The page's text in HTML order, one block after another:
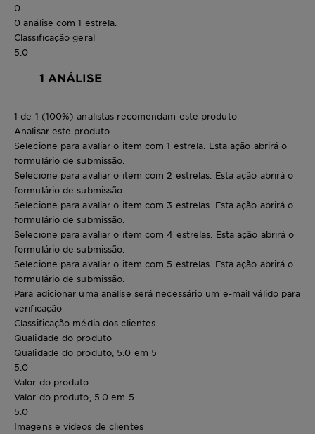
0
0 análise com 1 estrela.
Classificação geral
5.0
1 ANÁLISE
1 de 1 (100%) analistas recomendam este produto
Analisar este produto
Selecione para avaliar o item com 1 estrela. Esta ação abrirá o
formulário de submissão.
Selecione para avaliar o item com 2 estrelas. Esta ação abrirá o
formulário de submissão.
Selecione para avaliar o item com 3 estrelas. Esta ação abrirá o
formulário de submissão.
Selecione para avaliar o item com 4 estrelas. Esta ação abrirá o
formulário de submissão.
Selecione para avaliar o item com 5 estrelas. Esta ação abrirá o
formulário de submissão.
Para adicionar uma análise será necessário um e-mail válido para
verificação
Classificação média dos clientes
Qualidade do produto
Qualidade do produto, 5.0 em 5
5.0
Valor do produto
Valor do produto, 5.0 em 5
5.0
Imagens e vídeos de clientes